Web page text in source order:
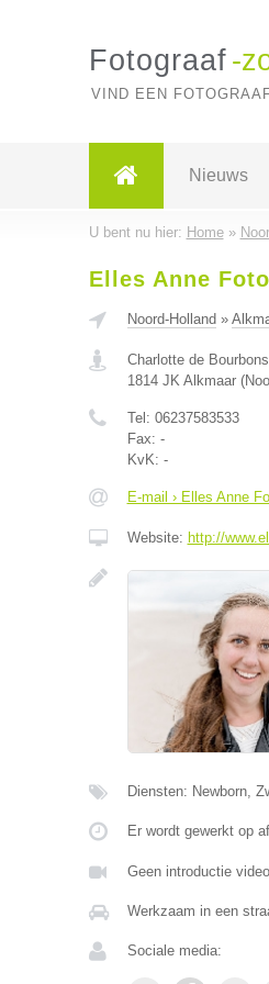
Fotograaf -
VIND EEN
Nieuws
U bent nu hier: Home»
Elles Anne
Noord-Holland »
Charlotte de
1814 JK Alkmaar(
Tel: 06237583533
Fax: -
KvK: -
E-mail › Elles Anne
Website: http://
Diensten: Newborn,
Er wordt gewerkt op
Geen introductie video
Werkzaam in een
Sociale media: